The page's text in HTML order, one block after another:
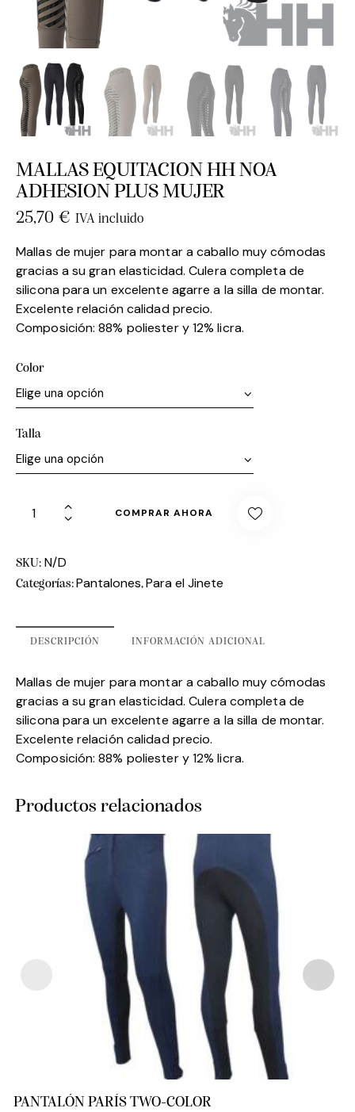
MALLAS EQUITACION HH NOA
ADHESION PLUS MUJER
25,70 € IVA incluido
Mallas de mujer para montar a caballo muy cómodas
gracias a su gran elasticidad. Culera completa de
silicona para un excelente agarre a la silla de montar.
Excelente relación calidad precio.
Composición: 88% poliester y 12% licra.
Color
Talla
COMPRAR AHORA
SKU: N/D
Categorías: Pantalones, Para el Jinete
DESCRIPCIÓN INFORMACIÓN ADICIONAL
Mallas de mujer para montar a caballo muy cómodas
gracias a su gran elasticidad. Culera completa de
silicona para un excelente agarre a la silla de montar.
Excelente relación calidad precio.
Composición: 88% poliester y 12% licra.
Productos relacionados
PANTALÓN PARÍS TWO-COLOR